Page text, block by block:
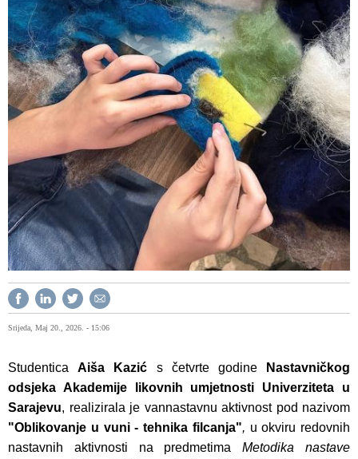
Srijeda, Maj 20., 2026. - 15:06
StudenticaAiša Kazić s četvrte godine
Nastavničkog
odsjeka Akademije likovnih umjetnosti Univerziteta u
Sarajevu, realizirala je vannastavnu aktivnost pod nazivom
"Oblikovanje u vuni - tehnika filcanja", u okviru redovnih
nastavnih aktivnosti na predmetimaMetodika nastave